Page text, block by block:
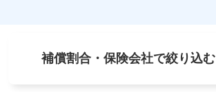
補償割合・保険会社で絞り込む